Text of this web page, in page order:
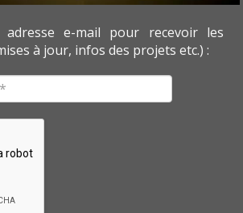
e-mail pour recevoir les
à jour, infos des projets etc.) :